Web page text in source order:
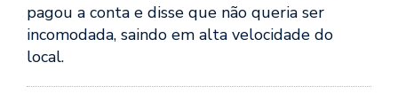
pagou a conta e disse que não queria ser
incomodada, saindo em alta velocidade do
local.